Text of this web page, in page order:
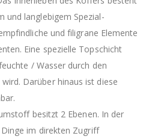
und langlebigem Spezial-
und filigrane Elemente
Eine spezielle Topschicht
/ Wasser durch den
Darüber hinaus ist diese
besitzt 2 Ebenen. In der
im direkten Zugriff